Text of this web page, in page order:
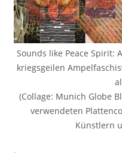
Sounds like Peace Spirit:
kriegsgeilen
(Collage: Munich Globe
verwendeten
Künstlern